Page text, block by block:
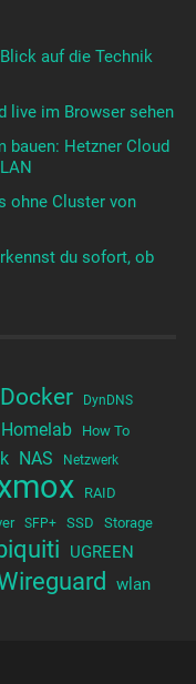
auf die Technik
live im Browser sehen
bauen: Hetzner Cloud
ohne Cluster von
du sofort, ob
Docker DynDNS
Homelab How To
NAS Netzwerk
RAID
SFP+ SSD Storage
UGREEN
wlan